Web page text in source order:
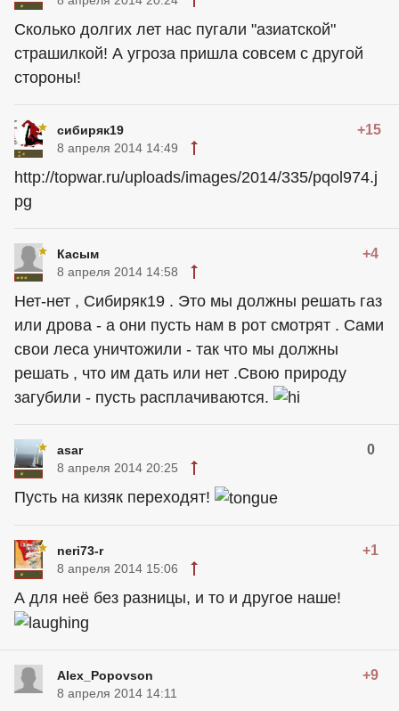
Сколько долгих лет нас пугали "азиатской"
страшилкой! А угроза пришла совсем с другой
стороны!
сибиряк19 +15
8 апреля 2014 14:49
http://topwar.ru/uploads/images/2014/335/pqol974.j
pg
Касым +4
8 апреля 2014 14:58
Нет-нет , Сибиряк19 . Это мы должны решать газ
или дрова - а они пусть нам в рот смотрят . Сами
свои леса уничтожили - так что мы должны
решать , что им дать или нет .Свою природу
загубили - пусть расплачиваются.
asar 0
8 апреля 2014 20:25
Пусть на кизяк переходят!
neri73-r +1
8 апреля 2014 15:06
А для неё без разницы, и то и другое наше!
Alex_Popovson +9
8 апреля 2014 14:11